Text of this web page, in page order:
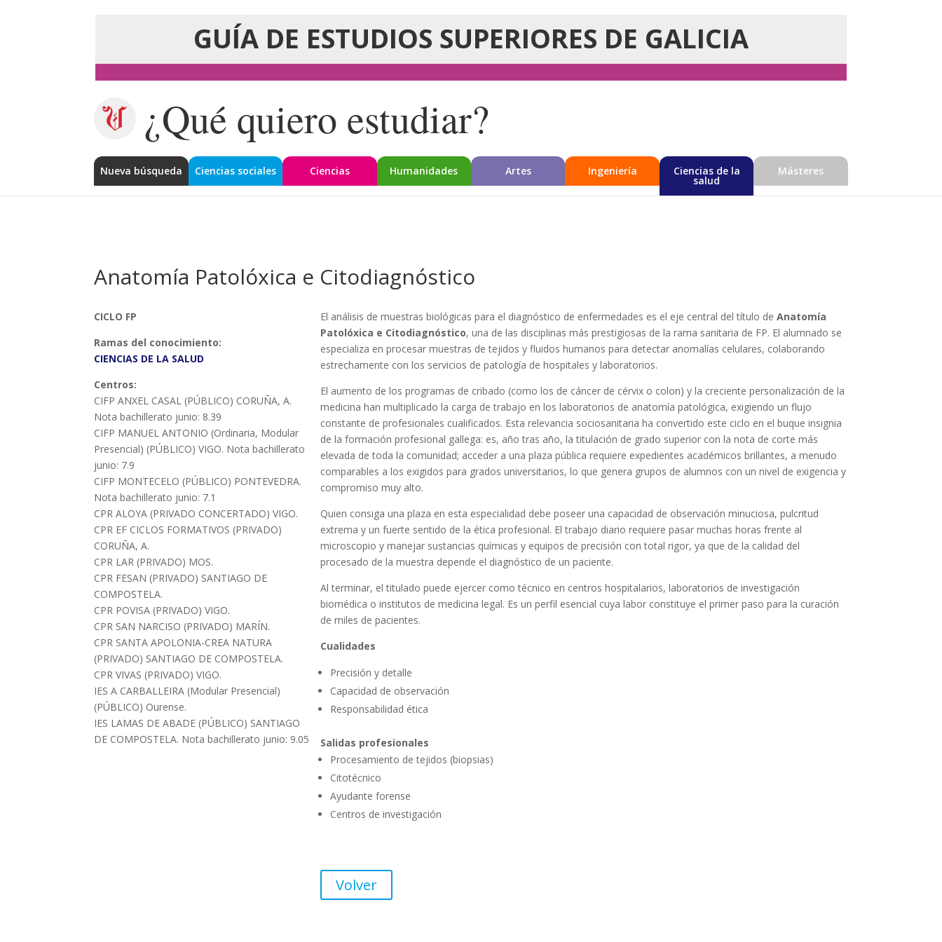
GUÍA DE ESTUDIOS SUPERIORES DE GALICIA
¿Qué quiero estudiar?
Nueva búsqueda Ciencias sociales Ciencias Humanidades Artes Ingeniería Ciencias de la
salud
Másteres
Anatomía Patolóxica e Citodiagnóstico
CICLO FP
Ramas del conocimiento:
CIENCIAS DE LA SALUD
Centros:
CIFP ANXEL CASAL (PÚBLICO) CORUÑA, A.
Nota bachillerato junio: 8.39
CIFP MANUEL ANTONIO (Ordinaria, Modular
Presencial) (PÚBLICO) VIGO. Nota bachillerato
junio: 7.9
CIFP MONTECELO (PÚBLICO) PONTEVEDRA.
Nota bachillerato junio: 7.1
CPR ALOYA (PRIVADO CONCERTADO) VIGO.
CPR EF CICLOS FORMATIVOS (PRIVADO)
CORUÑA, A.
CPR LAR (PRIVADO) MOS.
CPR FESAN (PRIVADO) SANTIAGO DE
COMPOSTELA.
CPR POVISA (PRIVADO) VIGO.
CPR SAN NARCISO (PRIVADO) MARÍN.
CPR SANTA APOLONIA-CREA NATURA
(PRIVADO) SANTIAGO DE COMPOSTELA.
CPR VIVAS (PRIVADO) VIGO.
IES A CARBALLEIRA (Modular Presencial)
(PÚBLICO) Ourense.
IES LAMAS DE ABADE (PÚBLICO) SANTIAGO
DE COMPOSTELA. Nota bachillerato junio: 9.05
El análisis de muestras biológicas para el diagnóstico de enfermedades es el eje central del título de Anatomía
Patolóxica e Citodiagnóstico, una de las disciplinas más prestigiosas de la rama sanitaria de FP. El alumnado se
especializa en procesar muestras de tejidos y fluidos humanos para detectar anomalías celulares, colaborando
estrechamente con los servicios de patología de hospitales y laboratorios.
El aumento de los programas de cribado (como los de cáncer de cérvix o colon) y la creciente personalización de la
medicina han multiplicado la carga de trabajo en los laboratorios de anatomía patológica, exigiendo un flujo
constante de profesionales cualificados. Esta relevancia sociosanitaria ha convertido este ciclo en el buque insignia
de la formación profesional gallega: es, año tras año, la titulación de grado superior con la nota de corte más
elevada de toda la comunidad; acceder a una plaza pública requiere expedientes académicos brillantes, a menudo
comparables a los exigidos para grados universitarios, lo que genera grupos de alumnos con un nivel de exigencia y
compromiso muy alto.
Quien consiga una plaza en esta especialidad debe poseer una capacidad de observación minuciosa, pulcritud
extrema y un fuerte sentido de la ética profesional. El trabajo diario requiere pasar muchas horas frente al
microscopio y manejar sustancias químicas y equipos de precisión con total rigor, ya que de la calidad del
procesado de la muestra depende el diagnóstico de un paciente.
Al terminar, el titulado puede ejercer como técnico en centros hospitalarios, laboratorios de investigación
biomédica o institutos de medicina legal. Es un perfil esencial cuya labor constituye el primer paso para la curación
de miles de pacientes.
Cualidades
Precisión y detalle
Capacidad de observación
Responsabilidad ética
Salidas profesionales
Procesamiento de tejidos (biopsias)
Citotécnico
Ayudante forense
Centros de investigación
Volver